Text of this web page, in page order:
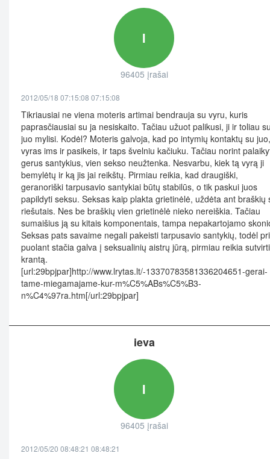
I
96405 įrašai
2012/05/18 07:15:08 07:15:08
Tikriausiai ne viena moteris artimai bendrauja su vyru, kuris
paprasčiausiai su ja nesiskaito. Tačiau užuot palikusi, ji ir toliau
juo mylisi. Kodėl? Moteris galvoja, kad po intymių kontaktų su juo,
vyras ims ir pasikeis, ir taps švelniu kačiuku. Tačiau norint
gerus santykius, vien sekso neužtenka. Nesvarbu, kiek tą vyrą ji
bemylėtų ir ką jis jai reikštų. Pirmiau reikia, kad draugiški,
geranoriški tarpusavio santykiai būtų stabilūs, o tik paskui juos
papildyti seksu. Seksas kaip plakta grietinėlė, uždėta ant braškių
riešutais. Nes be braškių vien grietinėlė nieko nereiškia. Tačiau
sumaišius ją su kitais komponentais, tampa nepakartojamo
Seksas pats savaime negali pakeisti tarpusavio santykių, todėl
puolant stačia galva į seksualinių aistrų jūrą, pirmiau reikia
krantą.
[url:29bpjpar]http://www.lrytas.lt/-13370783581336204651-gerai-
tame-miegamajame-kur-m%C5%ABs%C5%B3-
n%C4%97ra.htm[/url:29bpjpar]
ieva
I
96405 įrašai
2012/05/20 08:48:21 08:48:21